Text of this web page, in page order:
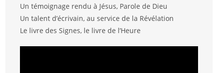
Un témoignage rendu à Jésus, Parole de Dieu
Un talent d’écrivain, au service de la Révélation
Le livre des Signes, le livre de l’Heure